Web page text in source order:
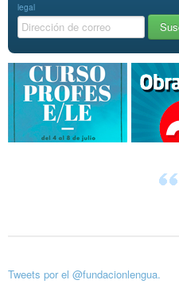
legal
Tweets por el @fundacionlengua.